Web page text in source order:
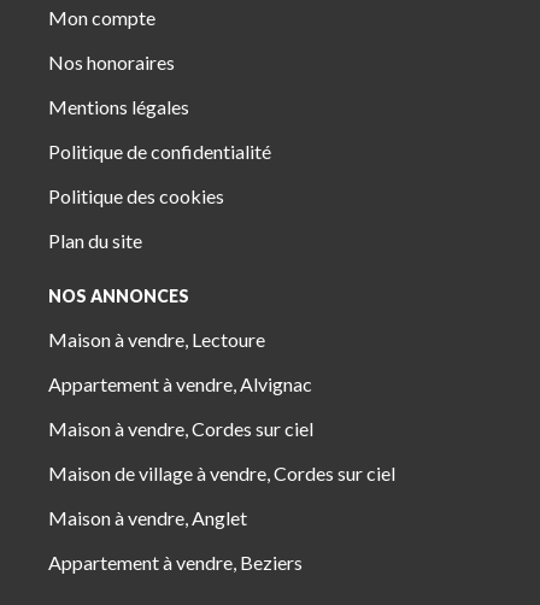
Mon compte
Nos honoraires
Mentions légales
Politique de confidentialité
Politique des cookies
Plan du site
NOS ANNONCES
Maison à vendre, Lectoure
Appartement à vendre, Alvignac
Maison à vendre, Cordes sur ciel
Maison de village à vendre, Cordes sur ciel
Maison à vendre, Anglet
Appartement à vendre, Beziers